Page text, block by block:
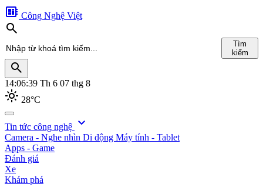
developer_board Công Nghệ Việt
search
Tìm
kiếm
search
14:06:41 Th 6 07 thg 8
light_mode 28°C
search
Tin tức công nghệ expand_more
Camera - Nghe nhìn Di động Máy tính - Tablet
Apps - Game
Đánh giá
Xe
Khám phá